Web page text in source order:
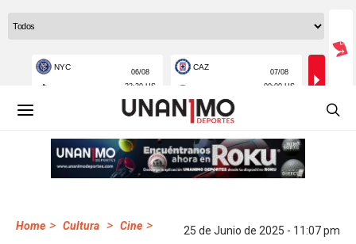
Home > Cultura > Cine > 25 de Junio de 2025 - 11:07 pm